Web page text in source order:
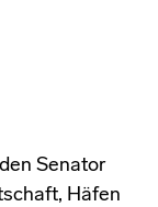
Senator
Häfen